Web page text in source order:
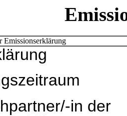
Emissionserklärung
in der